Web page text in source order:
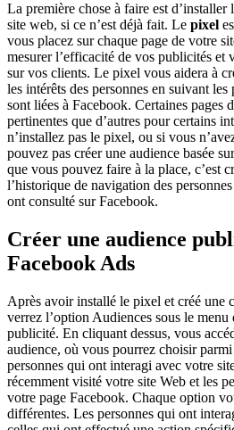
La première chose à faire est
site web, si ce n’est déjà fait. Le pixel
vous placez sur chaque page de votre
mesurer l’efficacité de vos publicités et
sur vos clients. Le pixel vous aidera à
les intérêts des personnes en suivant
sont liées à Facebook. Certaines pages
pertinentes que d’autres pour certains
n’installez pas le pixel, ou si vous
pouvez pas créer une audience basée
que vous pouvez faire à la place, c’est
l’historique de navigation des
ont consulté sur Facebook.
Créer une audience
Facebook Ads
Après avoir installé le pixel et créé une
verrez l’option Audiences sous le
publicité. En cliquant dessus, vous
audience, où vous pourrez choisir
personnes qui ont interagi avec votre
récemment visité votre site Web et les
votre page Facebook. Chaque option
différentes. Les personnes qui ont